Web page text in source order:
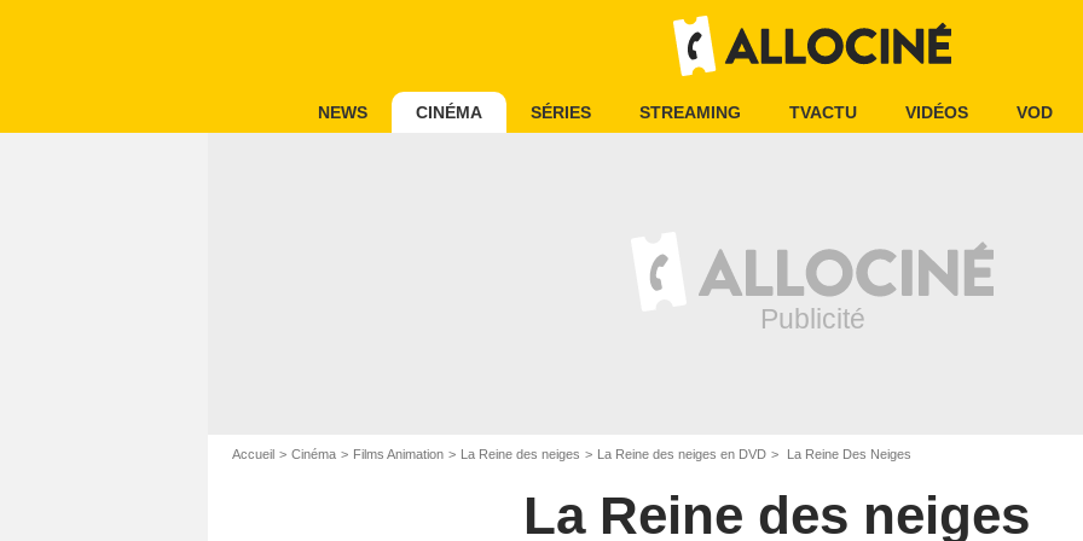
NEWS CINÉMA SÉRIES STREAMING TVACTU VIDÉOS VOD
Accueil Cinéma Films Animation La Reine des neiges La Reine des neiges en DVD La Reine Des Neiges
La Reine des neiges